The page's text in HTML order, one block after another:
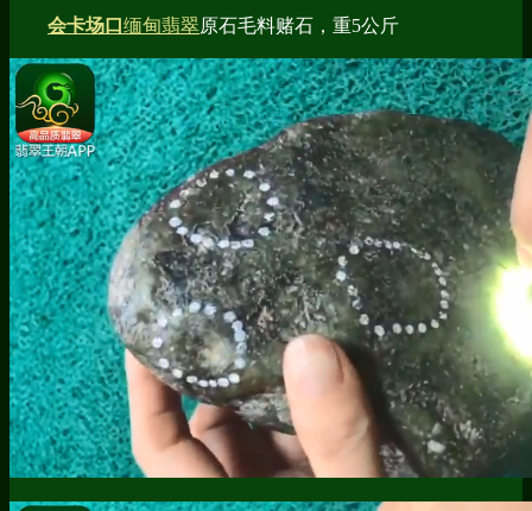
会卡场口 缅甸翡翠原石毛料赌石，重5公斤